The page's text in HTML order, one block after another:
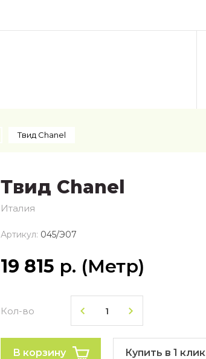
Твид Chanel
Твид Chanel
Италия
Артикул: 045/Э07
19 815 р. (Метр)
Кол-во
В корзину Купить в 1 клик